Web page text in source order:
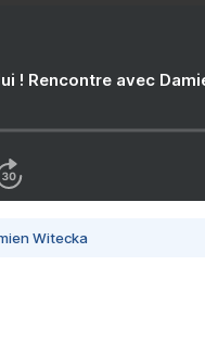
! Rencontre avec
Witecka